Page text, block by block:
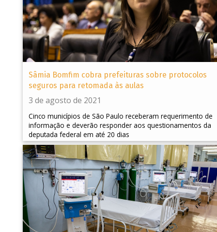
Sâmia Bomfim cobra prefeituras sobre protocolos
seguros para retomada às aulas
3 de agosto de 2021
Cinco municípios de São Paulo receberam requerimento de
informação e deverão responder aos questionamentos da
deputada federal em até 20 dias